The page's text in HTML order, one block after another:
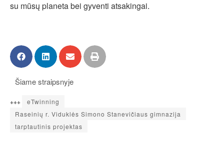
su mūsų planeta bei gyventi atsakingai.
Šiame straipsnyje
+++
eTwinning
Raseinių r. Viduklės Simono Stanevičiaus gimnazija
tarptautinis projektas